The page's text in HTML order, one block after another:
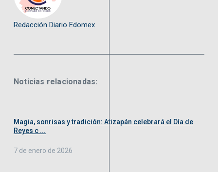
Redacción Diario Edomex
Noticias relacionadas:
Magia, sonrisas y tradición: Atizapán celebrará el Día de
Reyes c ...
7 de enero de 2026